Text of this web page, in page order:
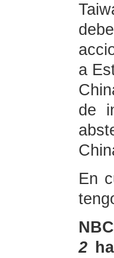
a
de
En
2ha